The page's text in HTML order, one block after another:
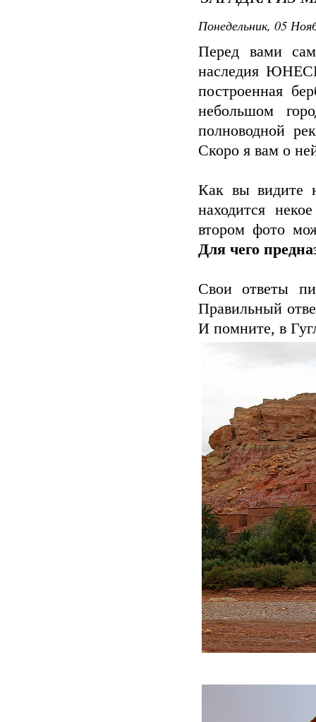
Понедельник, 05
Перед вами
наследия
построенная
небольшом
полноводной
Скоро я вам о
Как вы видите
находится
втором фото
Для чего
Свои ответы
Правильный
И помните, в